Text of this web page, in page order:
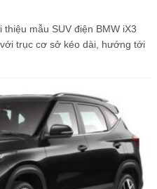
mẫu SUV điện BMW iX3
trục cơ sở kéo dài, hướng tới